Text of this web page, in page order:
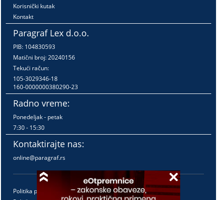
Korisnički kutak
Kontakt
Paragraf Lex d.o.o.
PIB: 104830593
Matični broj: 20240156
Tekući račun:
105-3029346-18
160-0000000380290-23
Radno vreme:
Ponedeljak - petak
7:30 - 15:30
Kontaktirajte nas:
online@paragraf.rs
Politika privatnosti